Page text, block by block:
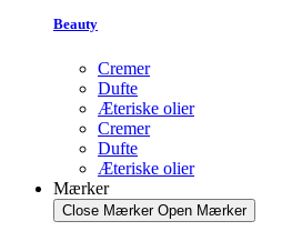
Beauty
Cremer
Dufte
Æteriske olier
Cremer
Dufte
Æteriske olier
Mærker
Close Mærker Open Mærker